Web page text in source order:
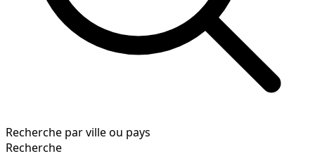
Recherche par ville ou pays
Recherche